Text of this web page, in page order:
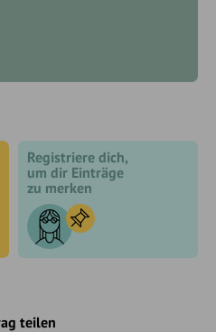
Registriere dich,
um dir Einträge
zu merken
teilen